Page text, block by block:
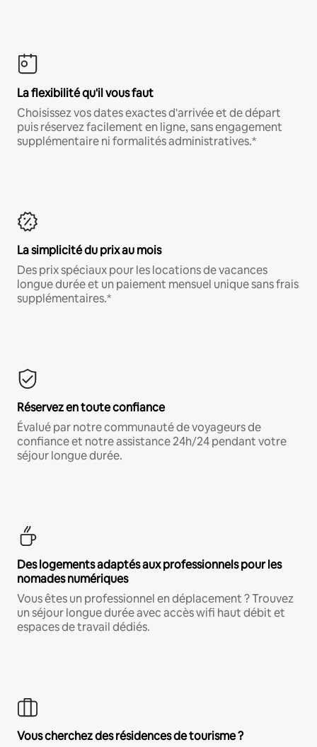
La flexibilité qu'il vous faut
Choisissez vos dates exactes d'arrivée et de départ
puis réservez facilement en ligne, sans engagement
supplémentaire ni formalités administratives.*
La simplicité du prix au mois
Des prix spéciaux pour les locations de vacances
longue durée et un paiement mensuel unique sans frais
supplémentaires.*
Réservez en toute confiance
Évalué par notre communauté de voyageurs de
confiance et notre assistance 24h/24 pendant votre
séjour longue durée.
Des logements adaptés aux professionnels pour les
nomades numériques
Vous êtes un professionnel en déplacement ? Trouvez
un séjour longue durée avec accès wifi haut débit et
espaces de travail dédiés.
Vous cherchez des résidences de tourisme ?